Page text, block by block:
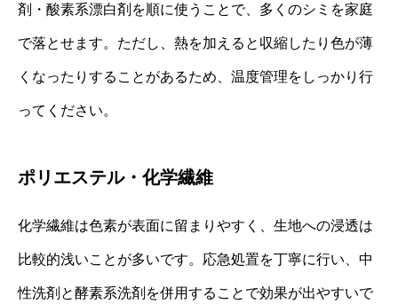
剤・酸素系漂白剤を順に使うことで、多くのシミを家庭
で落とせます。ただし、熱を加えると収縮したり色が薄
くなったりすることがあるため、温度管理をしっかり行
ってください。
ポリエステル・化学繊維
化学繊維は色素が表面に留まりやすく、生地への浸透は
比較的浅いことが多いです。応急処置を丁寧に行い、中
性洗剤と酵素系洗剤を併用することで効果が出やすいで